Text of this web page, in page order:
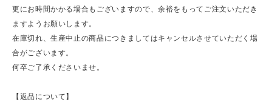
更にお時間かかる場合もございますので、余裕をもってご注文いただき
ますようお願いします。
在庫切れ、生産中止の商品につきましてはキャンセルさせていただく場
合がございます。
何卒ご了承くださいませ。
【返品について】